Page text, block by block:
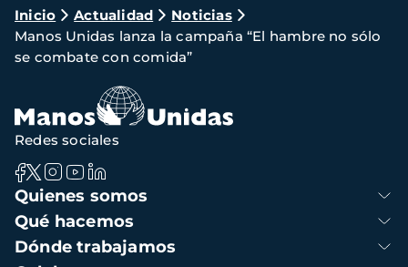
Ruta
de
navegación
Inicio Actualidad
Noticias
Manos Unidas lanza la campaña “El hambre no sólo
se combate con comida”
Navegación
principal
Quienes somos
Qué hacemos
Dónde trabajamos
Redes sociales